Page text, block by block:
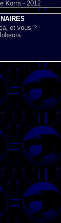
Korra - 2012
et vous ?